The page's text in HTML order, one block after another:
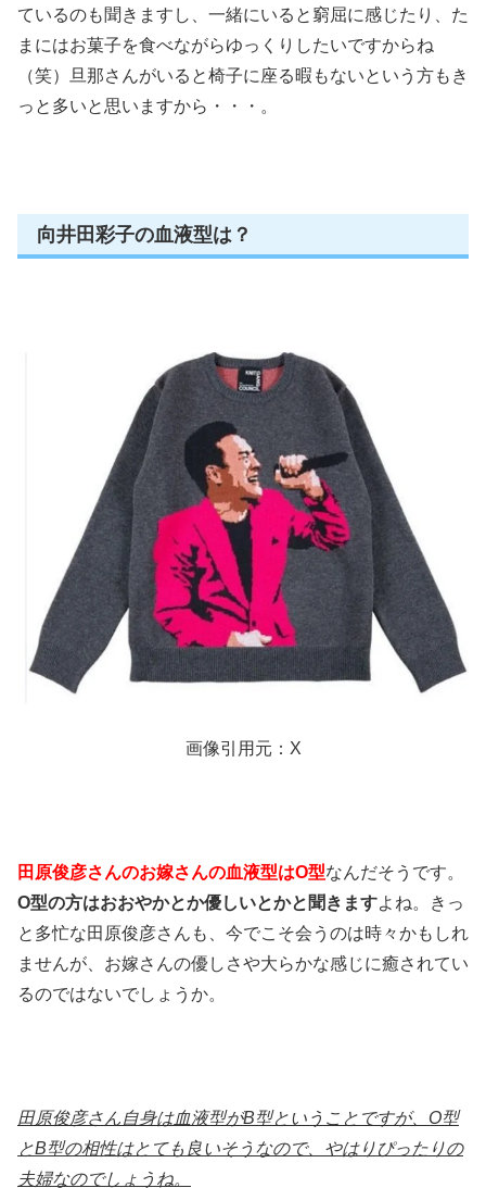
ているのも聞きますし、一緒にいると窮屈に感じたり、た
まにはお菓子を食べながらゆっくりしたいですからね
（笑）旦那さんがいると椅子に座る暇もないという方もき
っと多いと思いますから・・・。
向井田彩子の血液型は？
画像引用元：X
田原俊彦さんのお嫁さんの血液型はO型なんだそうです。
O型の方はおおやかとか優しいとかと聞きますよね。きっ
と多忙な田原俊彦さんも、今でこそ会うのは時々かもしれ
ませんが、お嫁さんの優しさや大らかな感じに癒されてい
るのではないでしょうか。
田原俊彦さん自身は血液型がB型ということですが、O型
とB型の相性はとても良いそうなので、やはりぴったりの
夫婦なのでしょうね。